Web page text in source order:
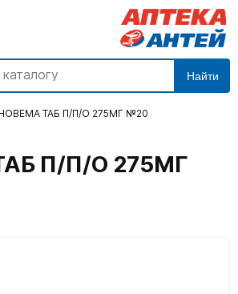
Найти
ТАБ П/П/О 275МГ №20
П/П/О 275МГ